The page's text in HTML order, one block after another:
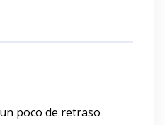
poco de retraso